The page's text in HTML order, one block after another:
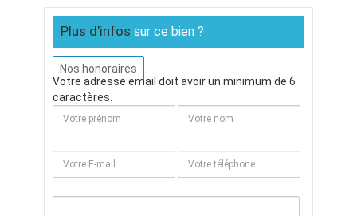
Plus d'infos sur ce bien ?
Nos honoraires
Votre adresse email doit avoir un minimum de 6
caractères.